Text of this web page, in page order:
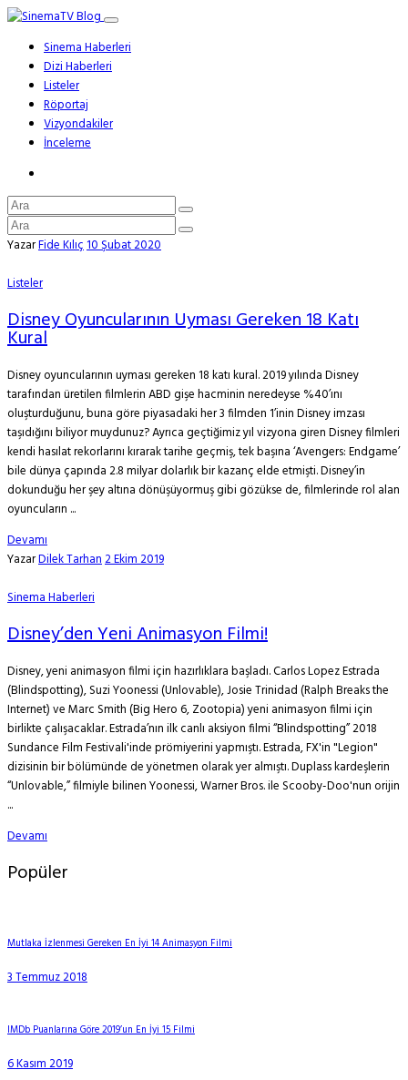
Sinema Haberleri
Dizi Haberleri
Listeler
Röportaj
Vizyondakiler
İnceleme
YazarFide Kılıç10 Şubat 2020
Listeler
Disney Oyuncularının Uyması Gereken 18 Katı
Kural
Disney oyuncularının uyması gereken 18 katı kural. 2019 yılında Disney
tarafından üretilen filmlerin ABD gişe hacminin neredeyse %40’ını
oluşturduğunu, buna göre piyasadaki her 3 filmden 1’inin Disney imzası
taşıdığını biliyor muydunuz? Ayrıca geçtiğimiz yıl vizyona giren Disney filmleri
kendi hasılat rekorlarını kırarak tarihe geçmiş, tek başına ‘Avengers: Endgame’
bile dünya çapında 2.8 milyar dolarlık bir kazanç elde etmişti. Disney’in
dokunduğu her şey altına dönüşüyormuş gibi gözükse de, filmlerinde rol alan
oyuncuların ...
Devamı
YazarDilek Tarhan2 Ekim 2019
Sinema Haberleri
Disney’den Yeni Animasyon Filmi!
Disney, yeni animasyon filmi için hazırlıklara başladı. Carlos Lopez Estrada
(Blindspotting), Suzi Yoonessi (Unlovable), Josie Trinidad (Ralph Breaks the
Internet) ve Marc Smith (Big Hero 6, Zootopia) yeni animasyon filmi için
birlikte çalışacaklar. Estrada’nın ilk canlı aksiyon filmi “Blindspotting” 2018
Sundance Film Festivali'inde prömiyerini yapmıştı. Estrada, FX'in "Legion"
dizisinin bir bölümünde de yönetmen olarak yer almıştı. Duplass kardeşlerin
“Unlovable,” filmiyle bilinen Yoonessi, Warner Bros. ile Scooby-Doo'nun orijin
...
Devamı
Popüler
Mutlaka İzlenmesi Gereken En İyi 14 Animasyon Filmi
3 Temmuz 2018
IMDb Puanlarına Göre 2019’un En İyi 15 Filmi
6 Kasım 2019